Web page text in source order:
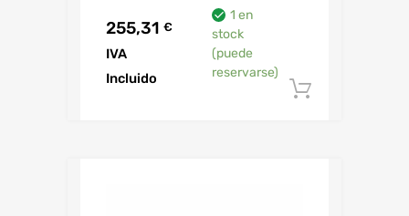
255,31 €
IVA
Incluido
1 en
stock
(puede
reservarse)